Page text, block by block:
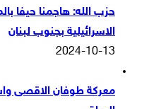
حزب الله: هاجمنا حيفا
الاسرائيلية بجنوب لبنان
2024-10-13
معركة طوفان الاقصى